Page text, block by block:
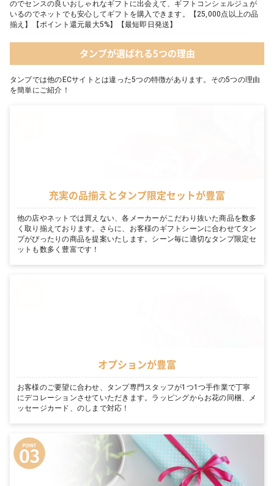
のでセンスの良いおしゃれなギフトに出会えて、ギフトコンシェルジュが
いるのでネットでも安心してギフトを購入できます。【25,000点以上の品
揃え】【ポイント還元最大5%】【最短即日発送】
タンプが選ばれる5つの理由
タンプでは他のECサイトとは違った5つの特徴があります。その5つの理由
を簡単にご紹介！
充実の品揃えとタンプ限定セットが豊富
他の店やネットでは買えない、各メーカーがこだわり抜いた商品を数多
く取り揃えております。さらに、お客様のギフトシーンに合わせてタン
プがぴったりの商品を提案いたします。シーン毎に適切なタンプ限定セ
ットも数多く豊富です！
オプションが豊富
お客様のご要望に合わせ、タンプ専門スタッフが1つ1つ手作業で丁寧
にデコレーションさせていただきます。ラッピングからお花の同梱、メ
ッセージカード、のしまで対応！